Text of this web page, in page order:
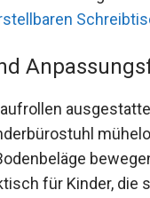
für Kinder, die